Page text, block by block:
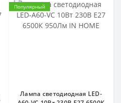
Популярный
Лампа светодиодная LED-